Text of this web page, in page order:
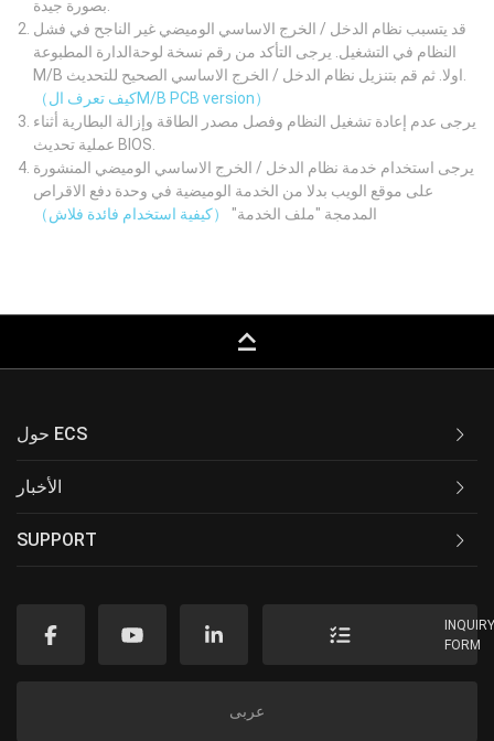
قد يتسبب نظام الدخل / الخرج الاساسي الوميضي غير الناجح في فشل
النظام في التشغيل. يرجى التأكد من رقم نسخة لوحةالدارة المطبوعة
（كيف تعرف الM/B PCB version）
يرجى عدم إعادة تشغيل النظام وفصل مصدر الطاقة وإزالة البطارية أثناء
عملية تحديث BIOS.
يرجى استخدام خدمة نظام الدخل / الخرج الاساسي الوميضي المنشورة
على موقع الويب بدلا من الخدمة الوميضية في وحدة دفع الاقراص
المدمجة "ملف الخدمة"
（كيفية استخدام فائدة فلاش）
keyboard_capslock
حول ECS
الأخبار
SUPPORT
FORM
عربى